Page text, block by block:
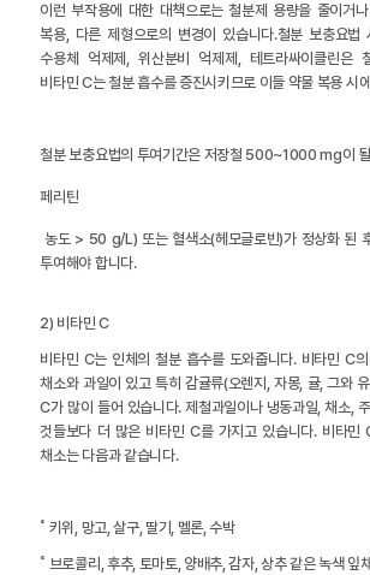
이런 부작용에 대한 대책으로는 철분제 용량을 줄이거
복용, 다른 제형으로의 변경이 있습니다.철분 보충요법
수용체 억제제, 위산분비 억제제, 테트라싸이클린은
비타민 C는 철분 흡수를 증진시키므로 이들 약물 복용 시
철분 보충요법의 투여기간은 저장철 500~1000 mg이
페리틴
농도 > 50 g/L) 또는 혈색소(헤모글로빈)가 정상화 된
투여해야 합니다.
2) 비타민 C
비타민 C는 인체의 철분 흡수를 도와줍니다. 비타민 C
채소와 과일이 있고 특히 감귤류(오렌지, 자몽, 귤, 그와
C가 많이 들어 있습니다. 제철과일이나 냉동과일, 채소,
것들보다 더 많은 비타민 C를 가지고 있습니다. 비타민
채소는 다음과 같습니다.
˚ 키위, 망고, 살구, 딸기, 멜론, 수박
˚ 브로콜리, 후추, 토마토, 양배추, 감자, 상추 같은 녹색 잎